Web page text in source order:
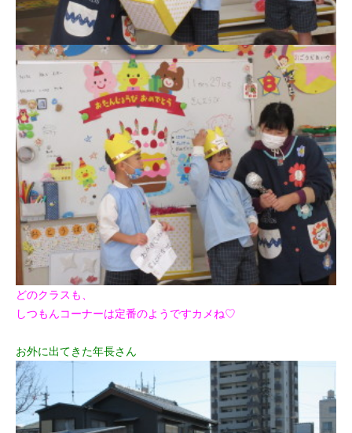
どのクラスも、
しつもんコーナーは定番のようですカメね♡
お外に出てきた年長さん